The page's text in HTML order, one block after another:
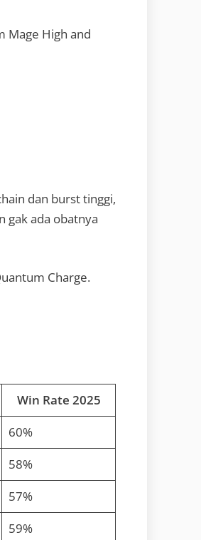
Mage High and
dan burst tinggi,
gak ada obatnya
Charge.
Win Rate 2025
60%
58%
57%
59%